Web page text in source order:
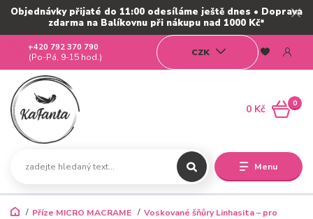
Objednávky přijaté do 11:00 odesíláme ještě dnes • Doprava
zdarma na Balíkovnu při nákupu nad 1000 Kč*
Menu
CZK
+420 792 370 790
(Po-Pá, 9-15 hod.)
0
0 Kč
Příze MICRO MACRAME
Voskované šňůry Linhasita – pro